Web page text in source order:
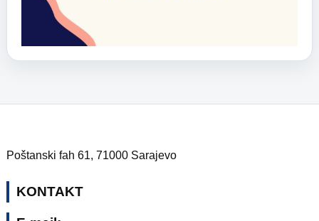
Poštanski fah 61, 71000 Sarajevo
KONTAKT